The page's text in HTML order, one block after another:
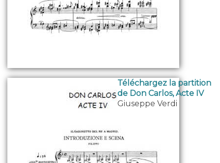
Téléchargez la partition
de Don Carlos, Acte IV
Giuseppe Verdi